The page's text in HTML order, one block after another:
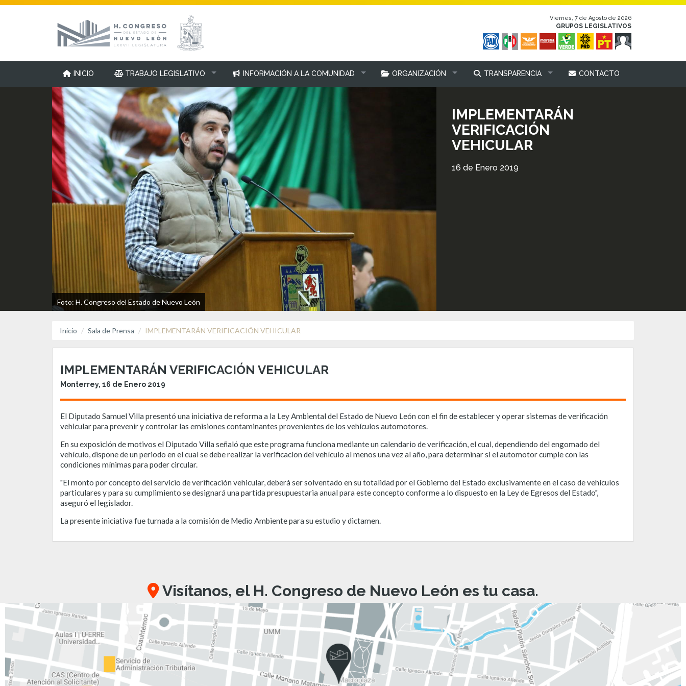
Viernes, 7 de Agosto de 2026
GRUPOS LEGISLATIVOS
INICIO TRABAJO LEGISLATIVO INFORMACIÓN A LA COMUNIDAD ORGANIZACIÓN TRANSPARENCIA CONTACTO
Foto: H. Congreso del Estado de Nuevo León
IMPLEMENTARÁN
VERIFICACIÓN
VEHICULAR
16 de Enero 2019
Inicio Sala de Prensa IMPLEMENTARÁN VERIFICACIÓN VEHICULAR
IMPLEMENTARÁN VERIFICACIÓN VEHICULAR
Monterrey, 16 de Enero 2019
El Diputado Samuel Villa presentó una iniciativa de reforma a la Ley Ambiental del Estado de Nuevo León con el fin de establecer y operar sistemas de verificación
vehicular para prevenir y controlar las emisiones contaminantes provenientes de los vehículos automotores.
En su exposición de motivos el Diputado Villa señaló que este programa funciona mediante un calendario de verificación, el cual, dependiendo del engomado del
vehículo, dispone de un periodo en el cual se debe realizar la verificacion del vehículo al menos una vez al año, para determinar si el automotor cumple con las
condiciones mínimas para poder circular.
"El monto por concepto del servicio de verificación vehicular, deberá ser solventado en su totalidad por el Gobierno del Estado exclusivamente en el caso de vehículos
particulares y para su cumplimiento se designará una partida presupuestaria anual para este concepto conforme a lo dispuesto en la Ley de Egresos del Estado",
aseguró el legislador.
La presente iniciativa fue turnada a la comisión de Medio Ambiente para su estudio y dictamen.
Visítanos, el H. Congreso de Nuevo León es tu casa.